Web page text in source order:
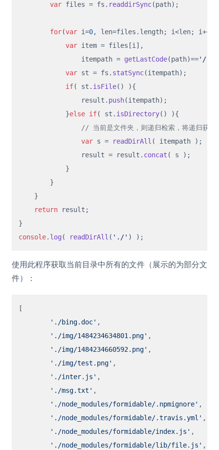
var files = fs. readdirSync(path);
for(var i=0, len=files. length; i<len; i++){
var item = files[i],
                itempath =
getLastCode(path)=='/'
var st = fs. statSync(itempath);
if( st. isFile() ){
                result.
push(itempath);
            }
else if( st. isDirectory() ){
// 当前是文件夹，则递归检索，将递归获
var s = readDirAll ( itempath );
                result = result.
concat ( s );
            }
        }
    }
return result;
console. log ( readDirAll ( './'
使用此程序获取当前目录中所有的文件（展示的为部分文
件）：
[
'./bing.doc' ,
'./img/1484234634801.png' ,
'./img/1484234660592.png' ,
'./img/test.png' ,
'./inter.js' ,
'./msg.txt' ,
'./node_modules/formidable/.npmignore' ,
'./node_modules/formidable/.travis.yml' ,
'./node_modules/formidable/index.js' ,
'./node_modules/formidable/lib/file.js' ,